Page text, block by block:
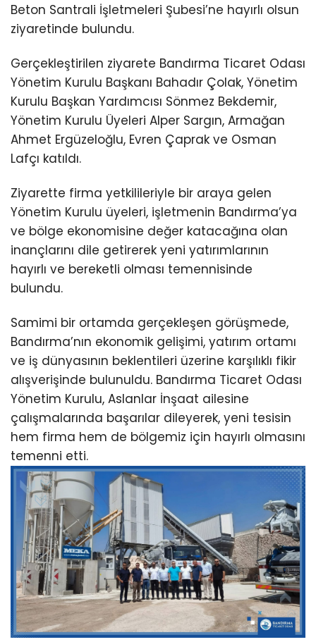
Beton Santrali İşletmeleri Şubesi’ne hayırlı olsun
ziyaretinde bulundu.
Gerçekleştirilen ziyarete Bandırma Ticaret Odası
Yönetim Kurulu Başkanı Bahadır Çolak, Yönetim
Kurulu Başkan Yardımcısı Sönmez Bekdemir,
Yönetim Kurulu Üyeleri Alper Sargın, Armağan
Ahmet Ergüzeloğlu, Evren Çaprak ve Osman
Lafçı katıldı.
Ziyarette firma yetkilileriyle bir araya gelen
Yönetim Kurulu üyeleri, işletmenin Bandırma’ya
ve bölge ekonomisine değer katacağına olan
inançlarını dile getirerek yeni yatırımlarının
hayırlı ve bereketli olması temennisinde
bulundu.
Samimi bir ortamda gerçekleşen görüşmede,
Bandırma’nın ekonomik gelişimi, yatırım ortamı
ve iş dünyasının beklentileri üzerine karşılıklı fikir
alışverişinde bulunuldu. Bandırma Ticaret Odası
Yönetim Kurulu, Aslanlar İnşaat ailesine
çalışmalarında başarılar dileyerek, yeni tesisin
hem firma hem de bölgemiz için hayırlı olmasını
temenni etti.